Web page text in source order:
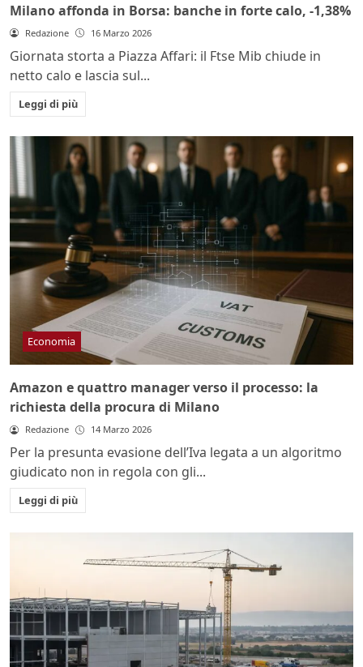
Milano affonda in Borsa: banche in forte calo, -1,38%
Redazione 16 Marzo 2026
Giornata storta a Piazza Affari: il Ftse Mib chiude in
netto calo e lascia sul...
Leggi di più
Economia
Amazon e quattro manager verso il processo: la
richiesta della procura di Milano
Redazione 14 Marzo 2026
Per la presunta evasione dell’Iva legata a un algoritmo
giudicato non in regola con gli...
Leggi di più